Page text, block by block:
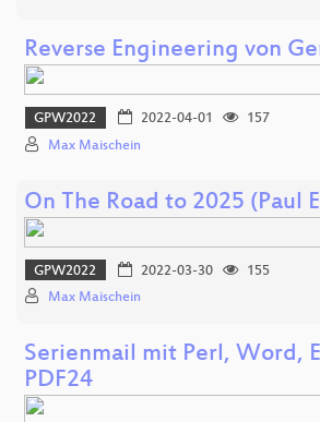
Reverse Engineering von
GPW2022 2022-04-01
157
Max Maischein
On The Road to 2025 (Paul
GPW2022 2022-03-30
155
Max Maischein
Serienmail mit Perl, Word,
PDF24